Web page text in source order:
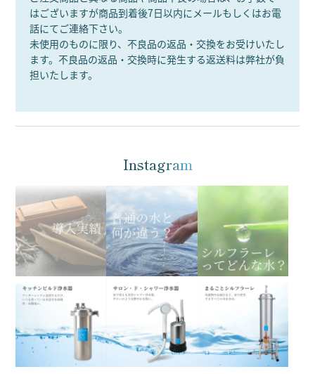
はございますが商品到着後7日以内にメールもしくはお電
話にてご連絡下さい。
未使用のものに限り、不良品の返品・交換をお受けいたし
ます。不良品の返品・交換時に発生する返送料は弊社が負
担いたします。
Instagram